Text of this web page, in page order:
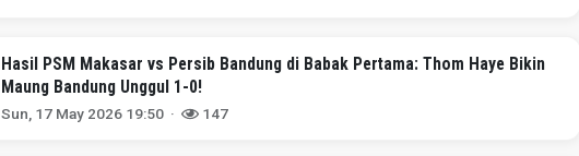
Hasil PSM Makasar vs Persib Bandung di Babak Pertama: Thom Haye Bikin
Maung Bandung Unggul 1-0!
Sun, 17 May 2026 19:50 · 147